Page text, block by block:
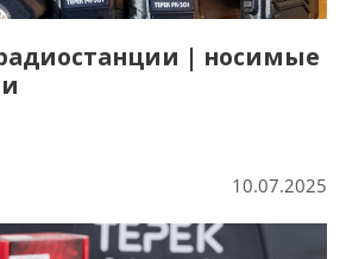
| носимые
10.07.2025